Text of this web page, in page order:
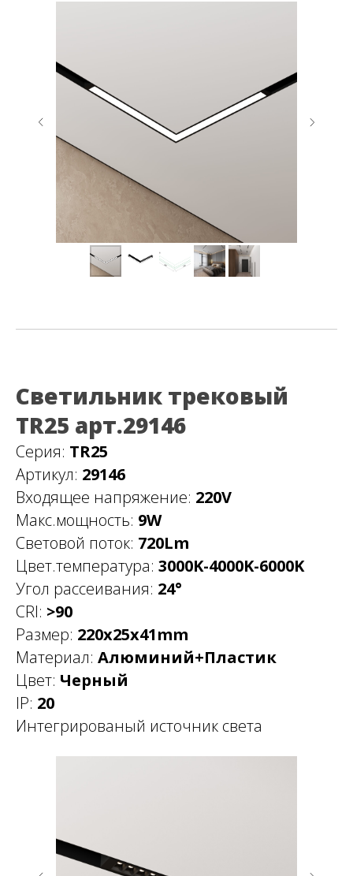
Светильник трековый
TR25 арт.29146
Серия: TR25
Артикул: 29146
Входящее напряжение: 220V
Макс.мощность: 9W
Световой поток: 720Lm
Цвет.температура: 3000K-4000K-6000K
Угол рассеивания: 24°
CRI: >90
Размер: 220x25x41mm
Материал: Алюминий+Пластик
Цвет: Черный
IP: 20
Интегрированый источник света